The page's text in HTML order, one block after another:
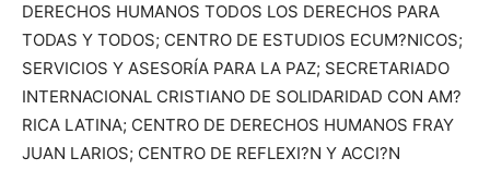
DERECHOS HUMANOS TODOS LOS DERECHOS PARA
TODAS Y TODOS; CENTRO DE ESTUDIOS ECUM?NICOS;
SERVICIOS Y ASESORÍA PARA LA PAZ; SECRETARIADO
INTERNACIONAL CRISTIANO DE SOLIDARIDAD CON AM?
RICA LATINA; CENTRO DE DERECHOS HUMANOS FRAY
JUAN LARIOS; CENTRO DE REFLEXI?N Y ACCI?N